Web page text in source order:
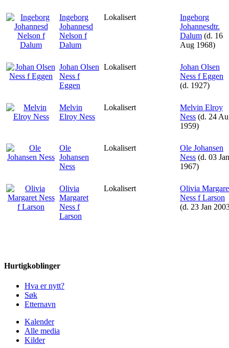
Ingeborg
Johannesd
Nelson f
Dalum
Lokalisert
Ingeborg
Johannesdtr.
Dalum (d. 16
Aug 1968)
Johan Olsen
Ness f
Eggen
Lokalisert
Johan Olsen
Ness f Eggen
(d. 1927)
Melvin
Elroy Ness
Lokalisert
Melvin Elroy
Ness (d. 24
1959)
Ole
Johansen
Ness
Lokalisert
Ole Johansen
Ness (d. 03 Jan
1967)
Olivia
Margaret
Ness f
Larson
Lokalisert
Olivia
Ness f Larson
(d. 23 Jan
Hurtigkoblinger
Hva er nytt?
Søk
Etternavn
Kalender
Alle media
Kilder